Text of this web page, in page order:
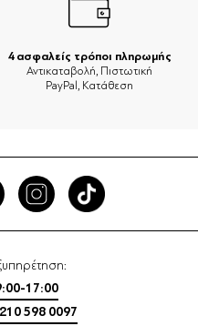
4 ασφαλείς τρόποι πληρωμής
Αντικαταβολή, Πιστωτική
PayPal, Κατάθεση
17:00
210 598 0097